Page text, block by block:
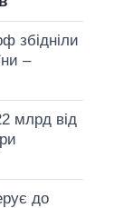
збідніли
–
млрд від
до